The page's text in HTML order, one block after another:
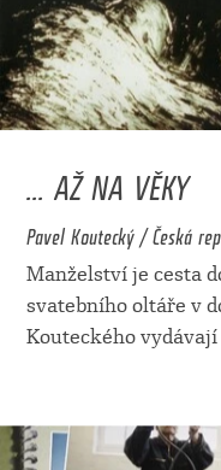
... AŽ NA VĚKY
Pavel Koutecký / Česká
Manželství je cesta
svatebního oltáře v
Kouteckého